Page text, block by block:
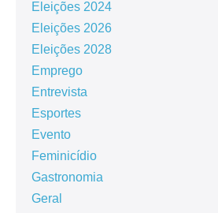
Eleições 2024
Eleições 2026
Eleições 2028
Emprego
Entrevista
Esportes
Evento
Feminicídio
Gastronomia
Geral